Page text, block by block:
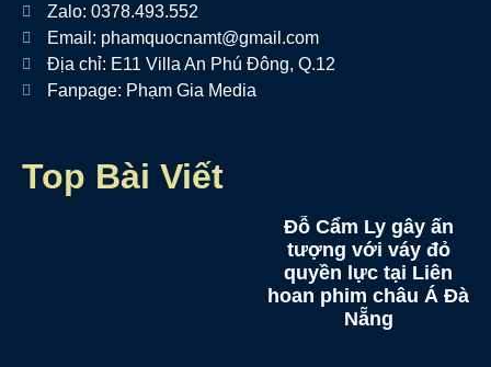
Zalo: 0378.493.552
Email: phamquocnamt@gmail.com
Địa chỉ: E11 Villa An Phú Đông, Q.12
Fanpage: Phạm Gia Media
Top Bài Viết
Đỗ Cẩm Ly gây ấn
tượng với váy đỏ
quyền lực tại Liên
hoan phim châu Á Đà
Nẵng